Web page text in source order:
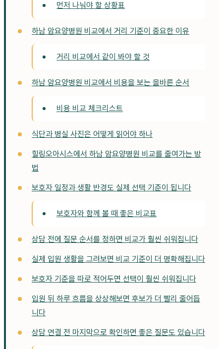
먼저 나눠야 할 상황표
하남 암요양병원 비교에서 거리 기준이 중요한 이유
거리 비교에서 같이 봐야 할 것
하남 암요양병원 비교에서 비용을 보는 올바른 순서
비용 비교 체크리스트
식단과 병실 사진은 어떻게 읽어야 하나
힐링오아시스에서 하남 암요양병원 비교를 줄여가는 방
법
보호자 일정과 생활 반경도 실제 선택 기준이 됩니다
보호자와 함께 볼 때 좋은 비교표
상담 전에 질문 순서를 정하면 비교가 훨씬 쉬워집니다
실제 입원 생활을 그려보면 비교 기준이 더 명확해집니다
보호자 기준을 따로 적어두면 선택이 훨씬 쉬워집니다
입원 뒤 하루 흐름을 상상해보면 후보가 더 빨리 줄어듭
니다
상담 연결 전 마지막으로 확인하면 좋은 질문도 있습니다